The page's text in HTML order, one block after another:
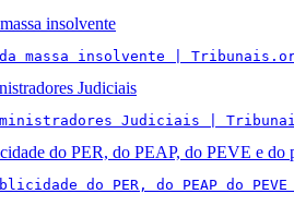
insolvente
massa insolvente |
Judiciais
Judiciais |
do PER, do PEAP, do PEVE e do
do PER, do PEAP do